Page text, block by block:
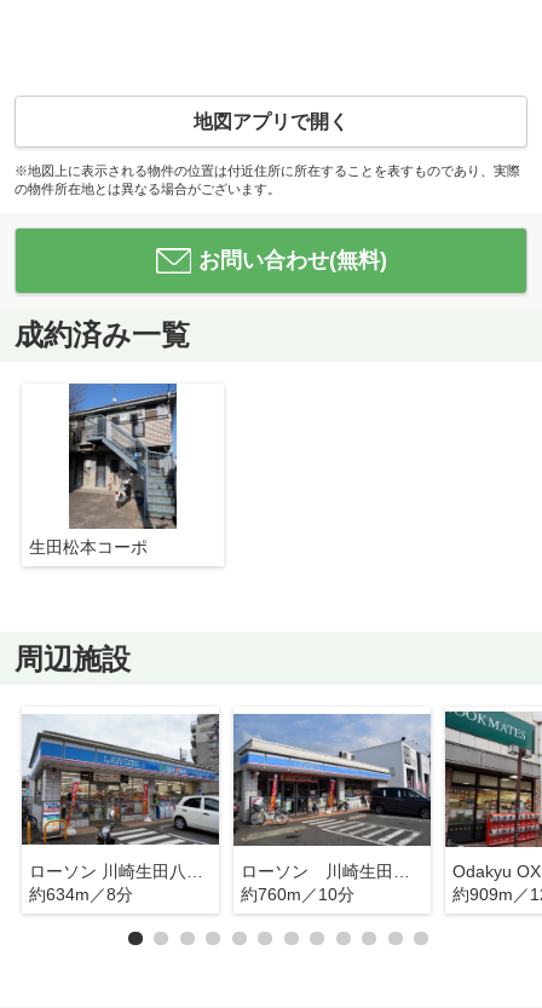
地図アプリで開く
※地図上に表示される物件の位置は付近住所に所在することを表すものであり、実際
の物件所在地とは異なる場合がございます。
お問い合わせ(無料)
成約済み一覧
生田松本コーポ
周辺施設
約634m／8分
約760m／10分
Odakyu
約909m／